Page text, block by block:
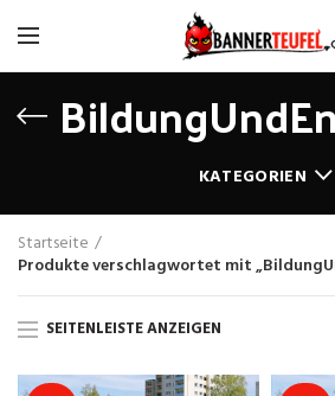
KATEGORIEN
Startseite
Produkte verschlagwortet mit
SEITENLEISTE ANZEIGEN